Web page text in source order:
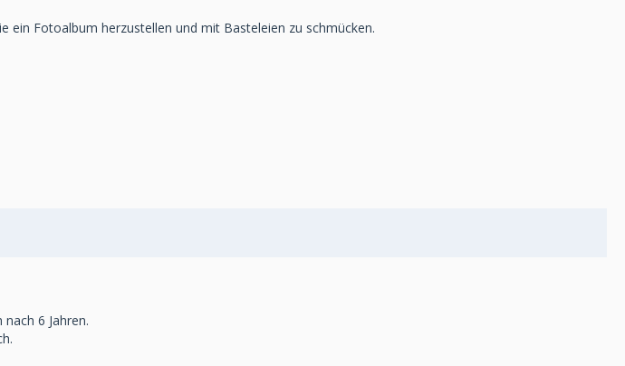
ein Fotoalbum herzustellen und mit Basteleien zu schmücken.
6 Jahren.